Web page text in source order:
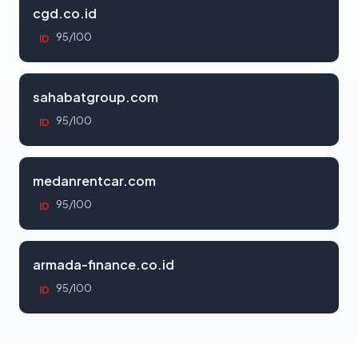
cgd.co.id
ID 95/100
sahabatgroup.com
ID 95/100
medanrentcar.com
ID 95/100
armada-finance.co.id
ID 95/100